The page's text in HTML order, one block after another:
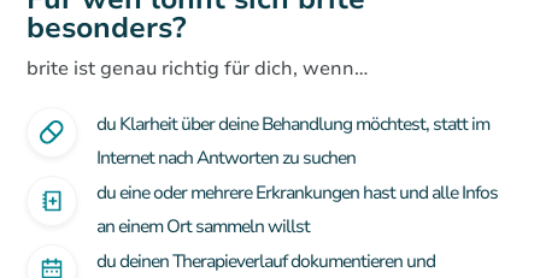
besonders?
brite ist genau richtig für dich, wenn…
du Klarheit über deine Behandlung möchtest, statt im
Internet nach Antworten zu suchen
du eine oder mehrere Erkrankungen hast und alle Infos
an einem Ort sammeln willst
du deinen Therapieverlauf dokumentieren und